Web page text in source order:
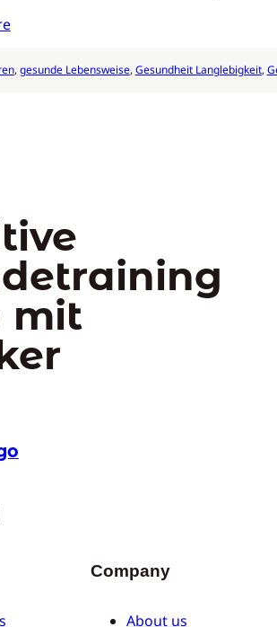
, gesunde Lebensweise, Gesundheit Langlebigkeit,
mit
Company
About us